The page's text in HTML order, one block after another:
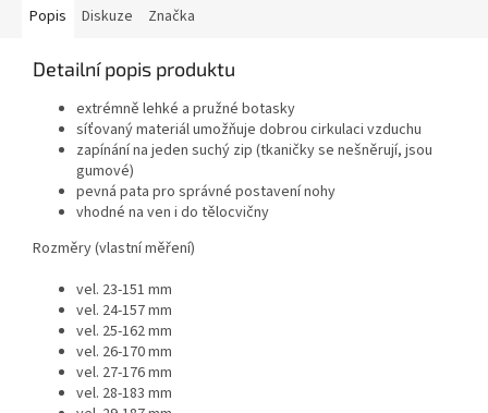
Popis Diskuze Značka
Detailní popis produktu
extrémně lehké a pružné botasky
síťovaný materiál umožňuje dobrou cirkulaci vzduchu
zapínání na jeden suchý zip (tkaničky se nešněrují, jsou
gumové)
pevná pata pro správné postavení nohy
vhodné na ven i do tělocvičny
Rozměry (vlastní měření)
vel. 23-151 mm
vel. 24-157 mm
vel. 25-162 mm
vel. 26-170 mm
vel. 27-176 mm
vel. 28-183 mm